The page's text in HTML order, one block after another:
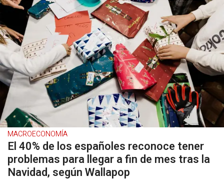
MACROECONOMÍA
El 40% de los españoles reconoce tener
problemas para llegar a fin de mes tras la
Navidad, según Wallapop